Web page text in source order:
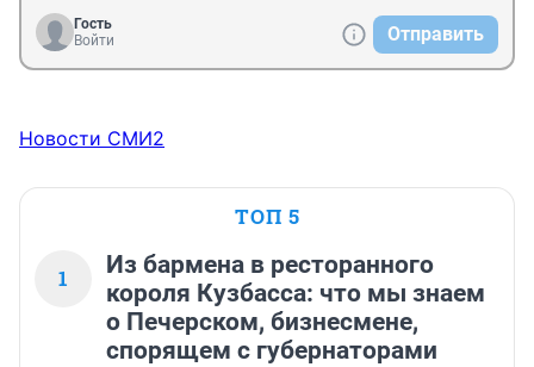
Гость
Войти
Отправить
Новости СМИ2
ТОП 5
1
Из бармена в ресторанного
короля Кузбасса: что мы знаем
о Печерском, бизнесмене,
спорящем с губернаторами